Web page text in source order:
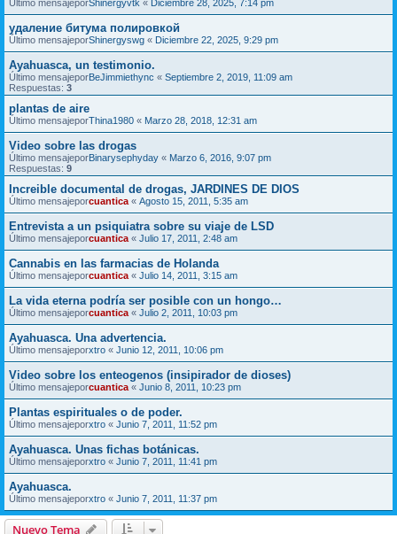
Último mensajeporShinergyvtk « Diciembre 28, 2025, 7:14 pm
удаление битума полировкой
Último mensajeporShinergyswg « Diciembre 22, 2025, 9:29 pm
Ayahuasca, un testimonio.
Último mensajeporBeJimmiethync « Septiembre 2, 2019, 11:09 am
Respuestas: 3
plantas de aire
Último mensajeporThina1980 « Marzo 28, 2018, 12:31 am
Video sobre las drogas
Último mensajeporBinarysephyday « Marzo 6, 2016, 9:07 pm
Respuestas: 9
Increible documental de drogas, JARDINES DE DIOS
Último mensajeporcuantica « Agosto 15, 2011, 5:35 am
Entrevista a un psiquiatra sobre su viaje de LSD
Último mensajeporcuantica « Julio 17, 2011, 2:48 am
Cannabis en las farmacias de Holanda
Último mensajeporcuantica « Julio 14, 2011, 3:15 am
La vida eterna podría ser posible con un hongo…
Último mensajeporcuantica « Julio 2, 2011, 10:03 pm
Ayahuasca. Una advertencia.
Último mensajeporxtro « Junio 12, 2011, 10:06 pm
Video sobre los enteogenos (insipirador de dioses)
Último mensajeporcuantica « Junio 8, 2011, 10:23 pm
Plantas espirituales o de poder.
Último mensajeporxtro « Junio 7, 2011, 11:52 pm
Ayahuasca. Unas fichas botánicas.
Último mensajeporxtro « Junio 7, 2011, 11:41 pm
Ayahuasca.
Último mensajeporxtro « Junio 7, 2011, 11:37 pm
Nuevo Tema